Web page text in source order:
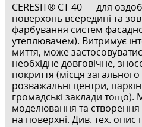
CERESIT® СТ 40 — для
поверхонь всередині та
фарбування систем
утеплювачем). Витримує
миття, може
необхідне довговічне,
покриття (місця
розважальні центри,
громадські заклади тощо).
моделювання та
на поверхні. Див. тех. опис